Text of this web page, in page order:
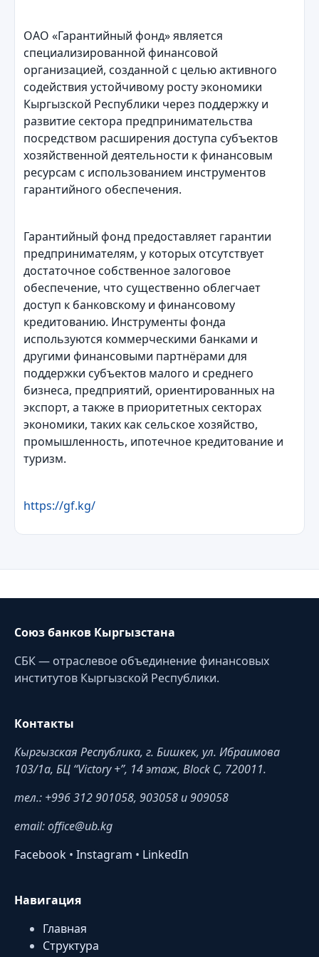
ОАО «Гарантийный фонд» является
специализированной финансовой
организацией, созданной с целью активного
содействия устойчивому росту экономики
Кыргызской Республики через поддержку и
развитие сектора предпринимательства
посредством расширения доступа субъектов
хозяйственной деятельности к финансовым
ресурсам с использованием инструментов
гарантийного обеспечения.
Гарантийный фонд предоставляет гарантии
предпринимателям, у которых отсутствует
достаточное собственное залоговое
обеспечение, что существенно облегчает
доступ к банковскому и финансовому
кредитованию. Инструменты фонда
используются коммерческими банками и
другими финансовыми партнёрами для
поддержки субъектов малого и среднего
бизнеса, предприятий, ориентированных на
экспорт, а также в приоритетных секторах
экономики, таких как сельское хозяйство,
промышленность, ипотечное кредитование и
туризм.
https://gf.kg/
Союз банков Кыргызстана
СБК — отраслевое объединение финансовых
институтов Кыргызской Республики.
Контакты
Кыргызская Республика, г. Бишкек, ул. Ибраимова
103/1a, БЦ “Victory +”, 14 этаж, Block C, 720011.
тел.: +996 312 901058, 903058 и 909058
email: office@ub.kg
Facebook • Instagram • LinkedIn
Навигация
Главная
Структура